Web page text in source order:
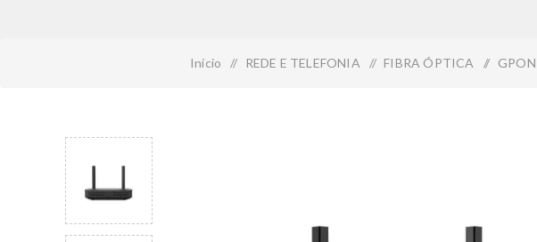
Início / REDE E TELEFONIA / FIBRA ÓPTICA /